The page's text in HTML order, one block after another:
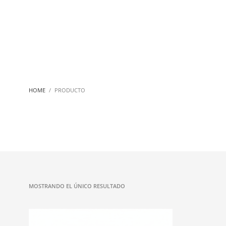
HOME PRODUCTO
MOSTRANDO EL ÚNICO RESULTADO